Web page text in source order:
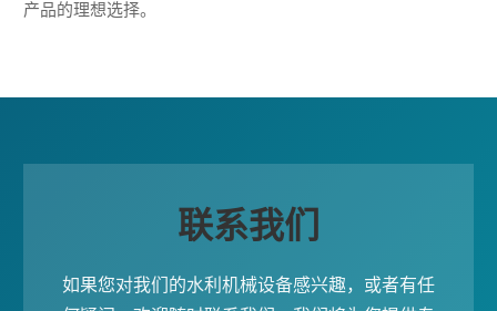
产品的理想选择。
联系我们
如果您对我们的水利机械设备感兴趣，或者有任